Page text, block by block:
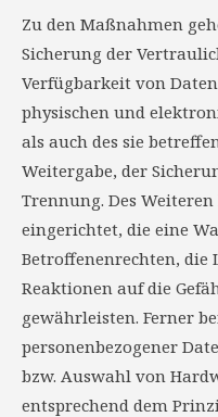
Zu den Maßnahmen
Sicherung der
Verfügbarkeit von
physischen und
als auch des sie
Weitergabe, der
Trennung. Des
eingerichtet, die eine
Betroffenenrechten, die
Reaktionen auf die
gewährleisten. Ferner
personenbezogener
bzw. Auswahl von
entsprechend dem